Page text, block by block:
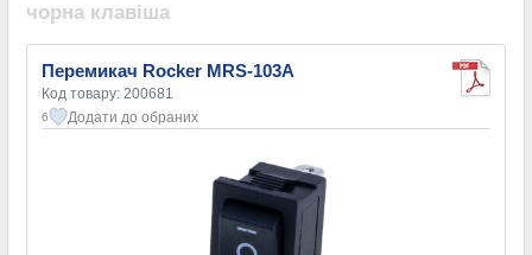
чорна клавіша
Перемикач Rocker MRS-103A
Код товару: 200681
6 Додати до обраних